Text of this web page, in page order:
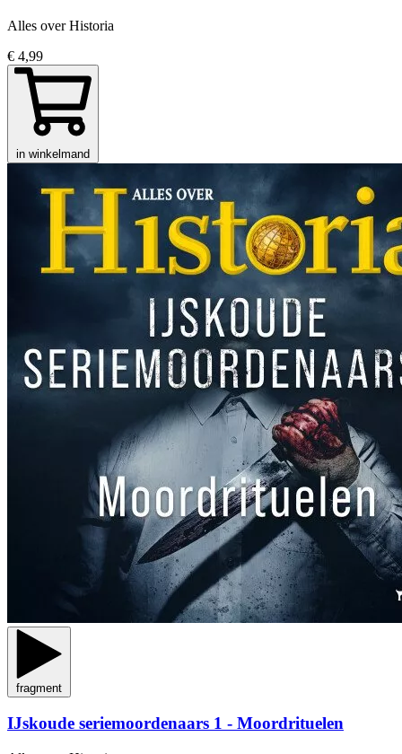
Alles over Historia
€ 4,99
in winkelmand
fragment
IJskoude seriemoordenaars 1 - Moordrituelen